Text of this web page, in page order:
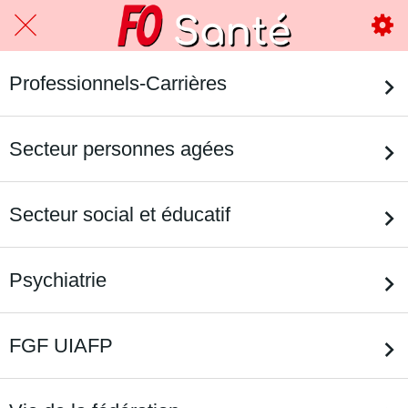
Professionnels-Carrières
Secteur personnes agées
Secteur social et éducatif
Psychiatrie
FGF UIAFP